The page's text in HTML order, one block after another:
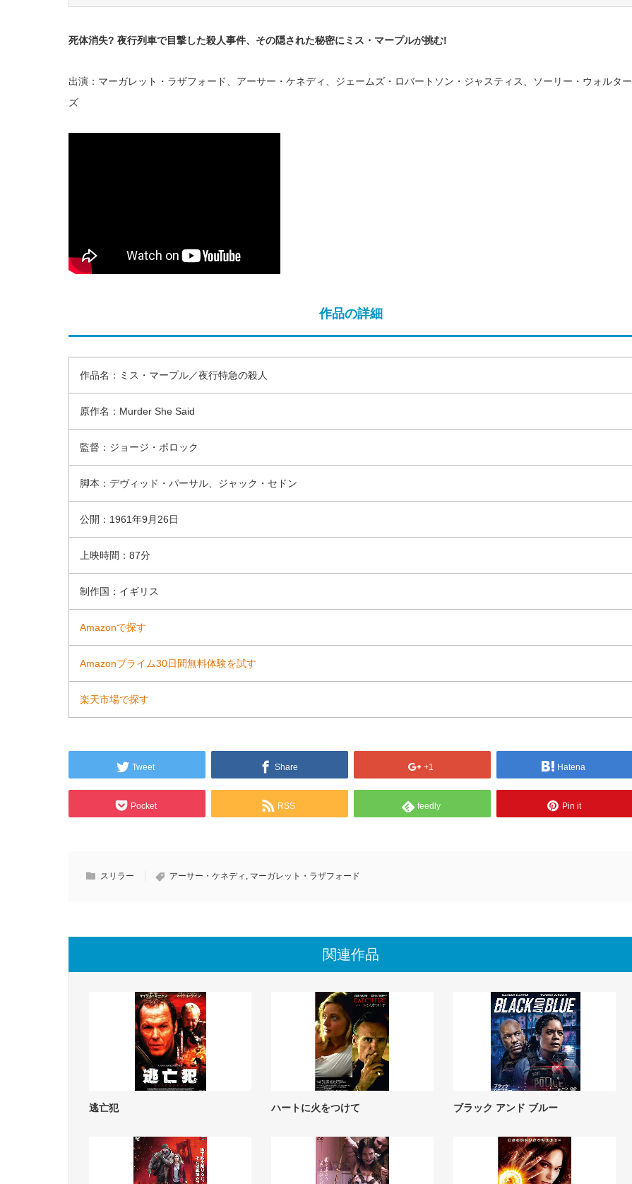
死体消失? 夜行列車で目撃した殺人事件、その隠された秘密にミス・マープルが挑む!
出演：マーガレット・ラザフォード、アーサー・ケネディ、ジェームズ・ロバートソン・ジャスティス、ソーリー・ウォルター
ズ
作品の詳細
作品名：ミス・マープル／夜行特急の殺人
原作名：Murder She Said
監督：ジョージ・ポロック
脚本：デヴィッド・パーサル、ジャック・セドン
公開：1961年9月26日
上映時間：87分
制作国：イギリス
Amazonで探す
Amazonプライム30日間無料体験を試す
楽天市場で探す
Tweet Share +1 Hatena
Pocket RSS feedly Pin it
スリラー アーサー・ケネディ , マーガレット・ラザフォード
関連作品
逃亡犯 ハートに火をつけて ブラック アンド ブルー